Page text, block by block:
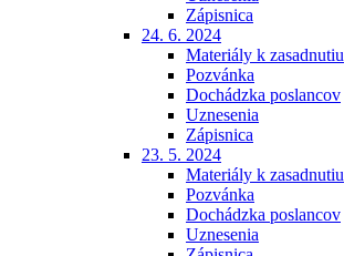
Zápisnica
24. 6. 2024
Materiály k zasadnutiu
Pozvánka
Dochádzka poslancov
Uznesenia
Zápisnica
23. 5. 2024
Materiály k zasadnutiu
Pozvánka
Dochádzka poslancov
Uznesenia